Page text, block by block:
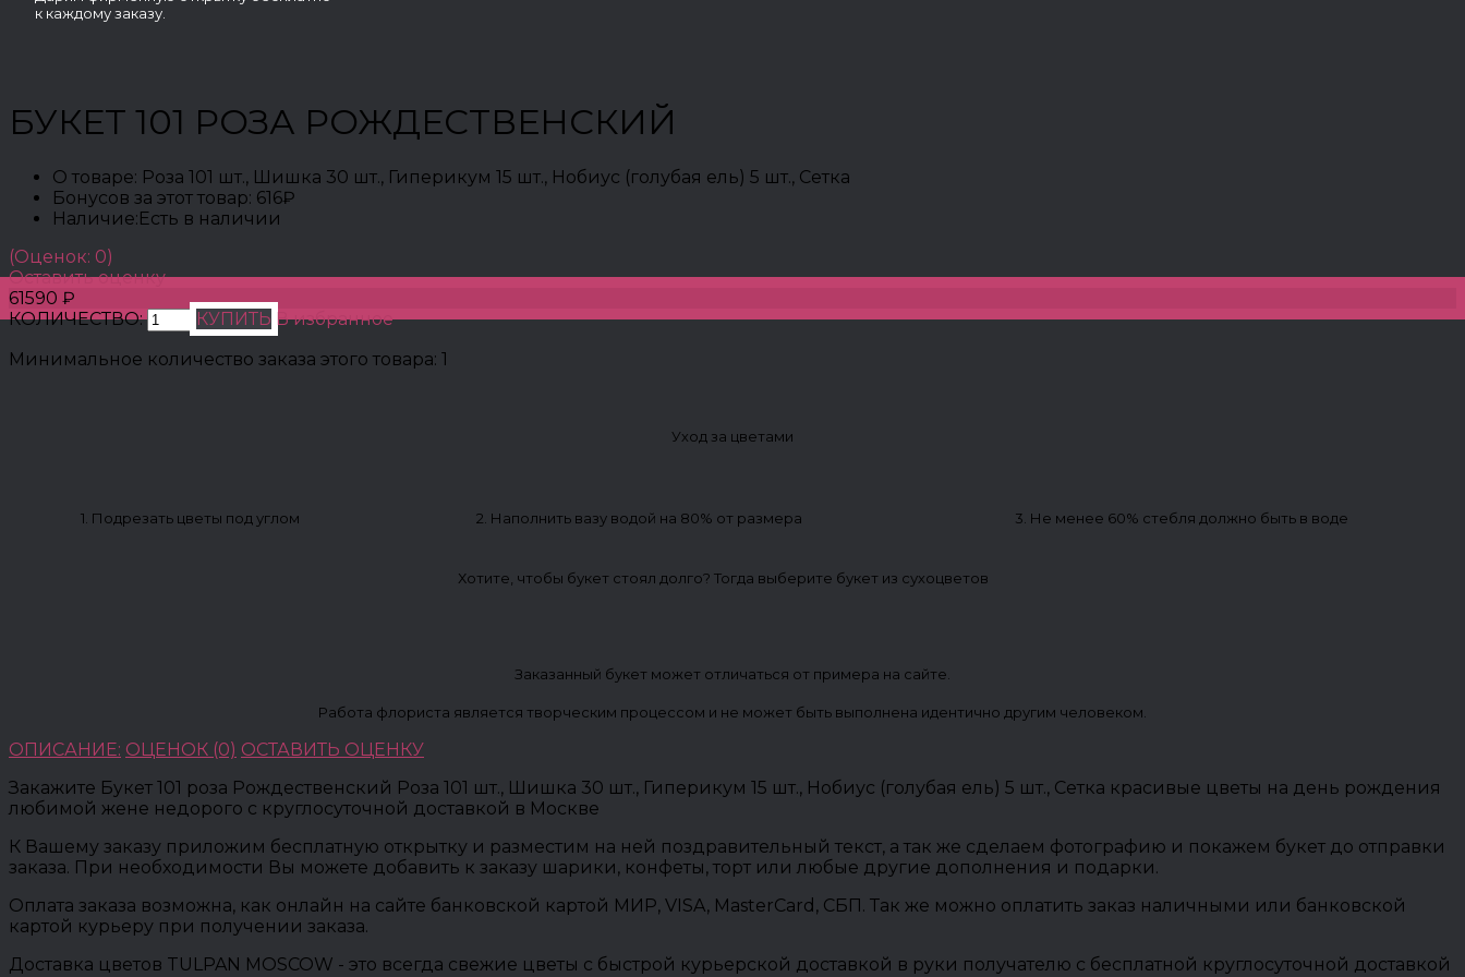
к каждому заказу.
БУКЕТ 101 РОЗА РОЖДЕСТВЕНСКИЙ
О товаре: Роза 101 шт., Шишка 30 шт., Гиперикум 15 шт., Нобиус (голубая ель) 5 шт., Сетка
Бонусов за этот товар: 616₽
Наличие:Есть в наличии
(Оценок: 0)
Оставить оценку
61590 ₽
КОЛИЧЕСТВО:
КУПИТЬ В избранное
Минимальное количество заказа этого товара: 1
Уход за цветами
1. Подрезать цветы под углом 2. Наполнить вазу водой на 80% от размера 3. Не менее 60% стебля должно быть в воде
Хотите, чтобы букет стоял долго? Тогда выберите букет из сухоцветов
Заказанный букет может отличаться от примера на сайте.
Работа флориста является творческим процессом и не может быть выполнена идентично другим человеком.
ОПИСАНИЕ: ОЦЕНОК (0) ОСТАВИТЬ ОЦЕНКУ
Закажите Букет 101 роза Рождественский Роза 101 шт., Шишка 30 шт., Гиперикум 15 шт., Нобиус (голубая ель) 5 шт., Сетка красивые цветы на день рождения
любимой жене недорого с круглосуточной доставкой в Москве
К Вашему заказу приложим бесплатную открытку и разместим на ней поздравительный текст, а так же сделаем фотографию и покажем букет до отправки
заказа. При необходимости Вы можете добавить к заказу шарики, конфеты, торт или любые другие дополнения и подарки.
Оплата заказа возможна, как онлайн на сайте банковской картой МИР, VISA, MasterCard, СБП. Так же можно оплатить заказ наличными или банковской
картой курьеру при получении заказа.
Доставка цветов TULPAN MOSCOW - это всегда свежие цветы с быстрой курьерской доставкой в руки получателю с бесплатной круглосуточной доставкой